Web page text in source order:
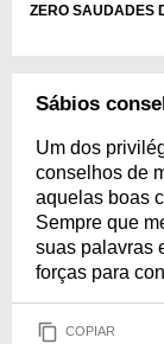
ZERO SAUDADES
Sábios
Um dos
conselhos de
aquelas boas
Sempre que
suas palavras
forças para
COPIAR